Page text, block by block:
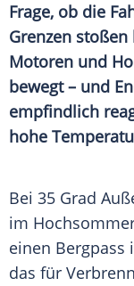
Frage, ob die
Grenzen
Motoren und
bewegt – und
empfindlich
hohe
Bei 35 Grad
im
einen
das für